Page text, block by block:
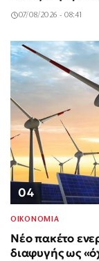
07/08/2026 - 08:41
04
ΟΙΚΟΝΟΜΙΑ
Νέο πακέτο
διαφυγής ως